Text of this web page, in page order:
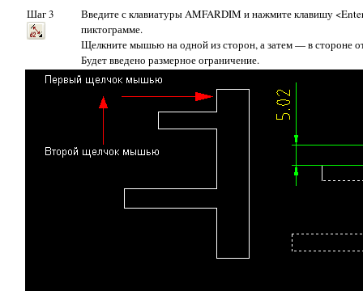
Шаг 3 Введите с клавиатурыAMFARDIM и нажмите клавишу
пиктограмме.
Щелкните мышью на одной из сторон, а затем — в стороне
Будет введено размерное ограничение.